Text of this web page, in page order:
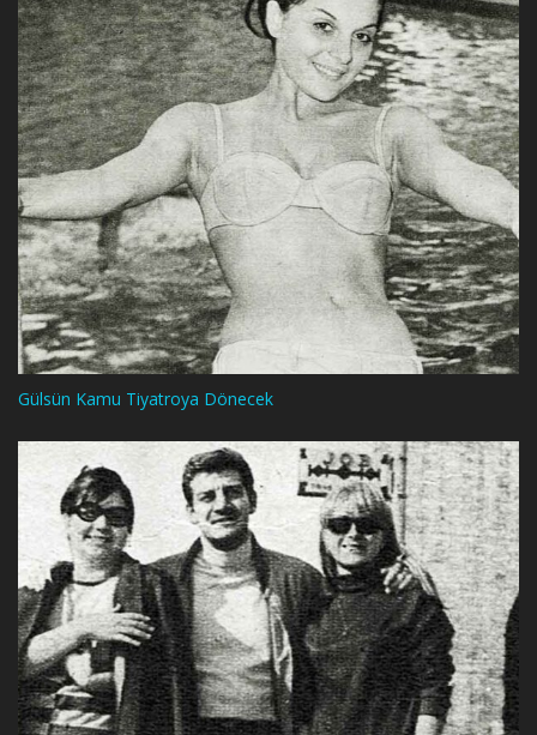
Gülsün Kamu Tiyatroya Dönecek